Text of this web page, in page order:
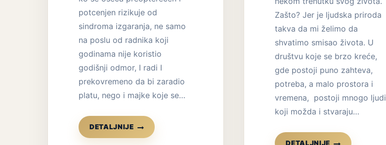
potcenjen rizikuje od
sindroma izgaranja, ne samo
na poslu od radnika koji
godinama nije koristio
godišnji odmor, I radi I
prekovremeno da bi zaradio
platu, nego i majke koje se…
DETALJNIJE
SINDROM
IZGARANJA
Zašto? Jer je ljudska priroda
takva da mi želimo da
shvatimo smisao života. U
društvu koje se brzo kreće,
gde postoji puno zahteva,
potreba, a malo prostora i
vremena, postoji mnogo ljudi
koji možda i stvaraju…
DETALJNIJE
ŽIVOTNI